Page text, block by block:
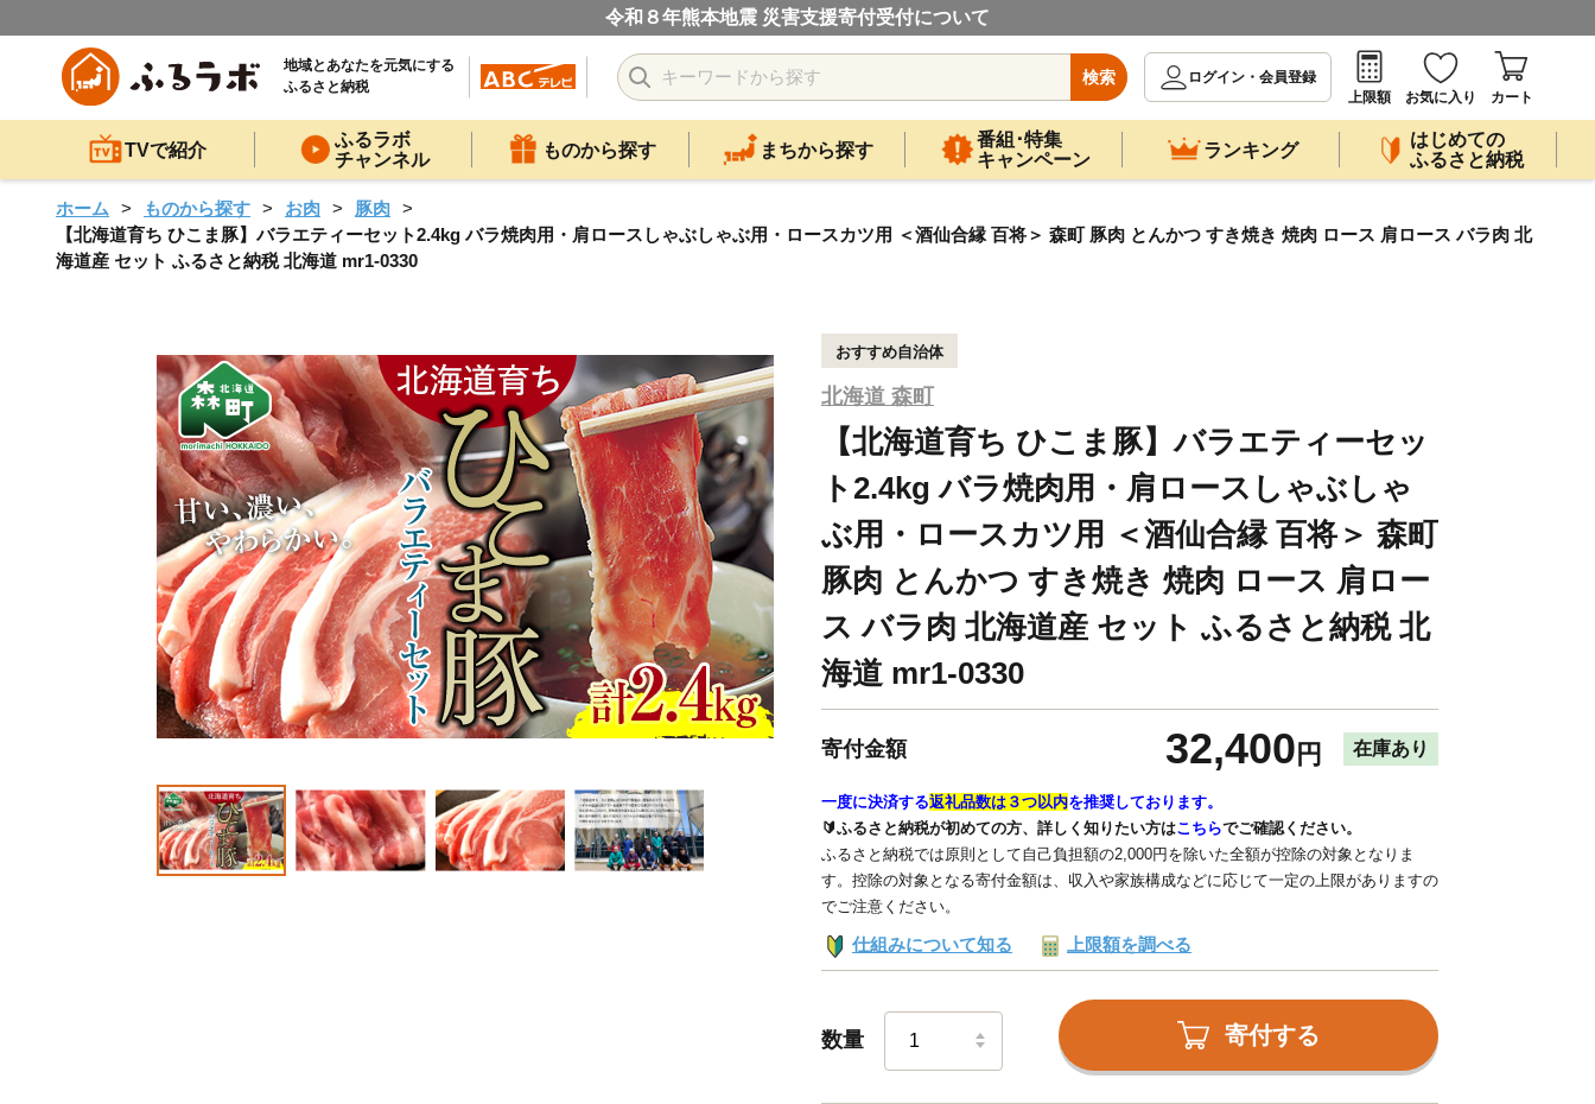
令和８年熊本地震 災害支援寄付受付について
地域とあなたを元気にする
ふるさと納税
検索
ログイン・会員登録
上限額
お気に入り カート
TVで紹介
ふるラボ
チャンネル
ものから探す まちから探す
番組･特集
キャンペーン
ランキング
はじめての
ふるさと納税
ホーム ものから探す お肉
豚肉
【北海道育ち ひこま豚】バラエティーセット2.4kg バラ焼肉用・肩ロースしゃぶしゃぶ用・ロースカツ用 ＜酒仙合縁 百将＞ 森町 豚肉 とんかつ すき焼き 焼肉 ロース 肩ロース バラ肉 北
海道産 セット ふるさと納税 北海道 mr1-0330
おすすめ自治体
北海道 森町
【北海道育ち ひこま豚】バラエティーセッ
ト2.4kg バラ焼肉用・肩ロースしゃぶしゃ
ぶ用・ロースカツ用 ＜酒仙合縁 百将＞ 森町
豚肉 とんかつ すき焼き 焼肉 ロース 肩ロー
ス バラ肉 北海道産 セット ふるさと納税 北
海道 mr1-0330
寄付金額 32,400 円 在庫あり
一度に決済する返礼品数は３つ以内を推奨しております。
🔰ふるさと納税が初めての方、詳しく知りたい方はこちらでご確認ください。
ふるさと納税では原則として自己負担額の2,000円を除いた全額が控除の対象となりま
す。控除の対象となる寄付金額は、収入や家族構成などに応じて一定の上限がありますの
でご注意ください。
仕組みについて知る 上限額を調べる
数量 寄付する